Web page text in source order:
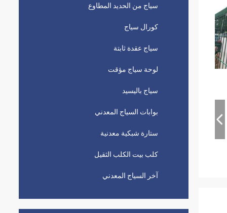
سياج من الحديد المطاوع
كورال سياج
سياج عقدة ثابتة
لوحة سياج مؤقت
سياج باليسيد
بوابات السياج المعدني
ستارة شبكية معدنية
كلب بيت الكلب الثقيل
آخر السياج المعدني